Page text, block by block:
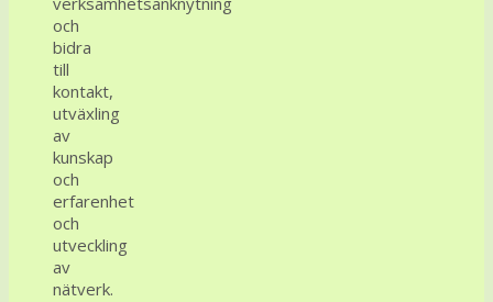
och
bidra
till
kontakt,
utväxling
av
kunskap
och
erfarenhet
och
utveckling
av
nätverk.